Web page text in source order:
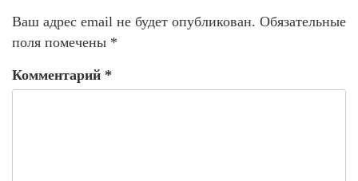
Ваш адрес email не будет опубликован. Обязательные
поля помечены *
Комментарий *